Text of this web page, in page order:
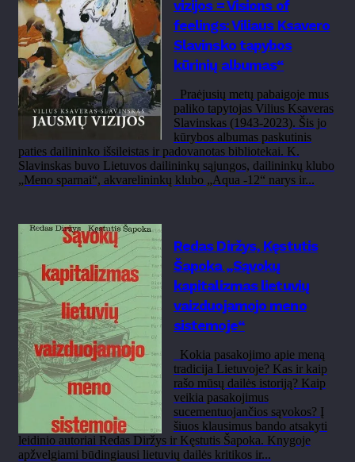
vizijos = Visions of
feelings: Viliaus Ksavero
Slavinsko tapybos
kūrinių albumas“
Praėjusių metų pabaigoje mus
paliko tapytojas Vilius Ksaveras
Slavinskas (1943-2023). Šis jo
kūrybos albumas paskutinis
paties dailininko išsileistas ir padovanotas bibliotekai. K.
Slavinskas buvo Lietuvos dailininkų sąjungos, dailininkų klubo
„Meno sparnai“, akvarelininkų klubo „Aqua -12“ narys ir...
Redas Diržys, Kęstutis
Šapoka „Sąvokų
kapitalizmas lietuvių
vaizduojamojo meno
sistemoje“
Kokia pasakojimo apie meną
tradicija Lietuvoje? Kas ir kaip
rašo mūsų dailės istoriją? Kaip
veikia pasakojimus
sucementuojančios sąvokos? Į
šiuos klausimus bando atsakyti
leidinio autoriai Redas Diržys ir Kęstutis Šapoka. Knygoje
apžvelgiami būdingiausi lietuvių dailės kritikos ir...